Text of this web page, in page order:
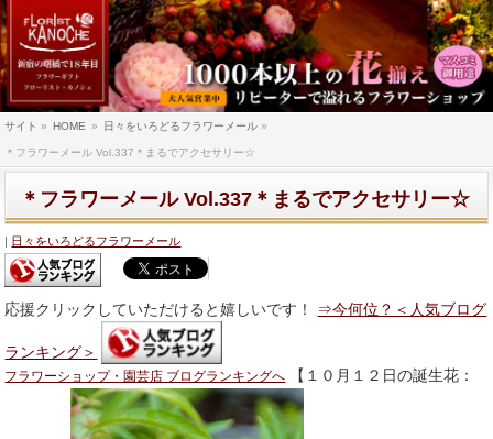
サイト » HOME » 日々をいろどるフラワーメール »
＊フラワーメール Vol.337＊まるでアクセサリー☆
＊フラワーメール Vol.337＊まるでアクセサリー☆
日々をいろどるフラワーメール
応援クリックしていただけると嬉しいです！ ⇒今何位？＜人気ブログ
ランキング＞
フラワーショップ・園芸店 ブログランキングへ 【１０月１２日の誕生花：